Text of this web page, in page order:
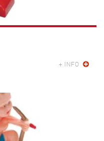
+ INFO